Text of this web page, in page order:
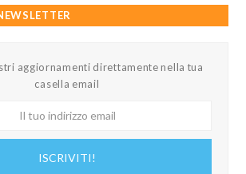
aggiornamenti direttamente nella tua
casella email
ISCRIVITI!